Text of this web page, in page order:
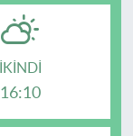
İKINDI
16:10